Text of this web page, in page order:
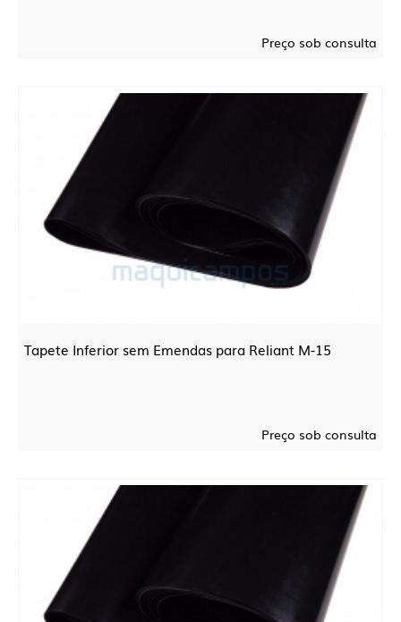
Preço sob consulta
Tapete Inferior sem Emendas para Reliant M-15
Preço sob consulta